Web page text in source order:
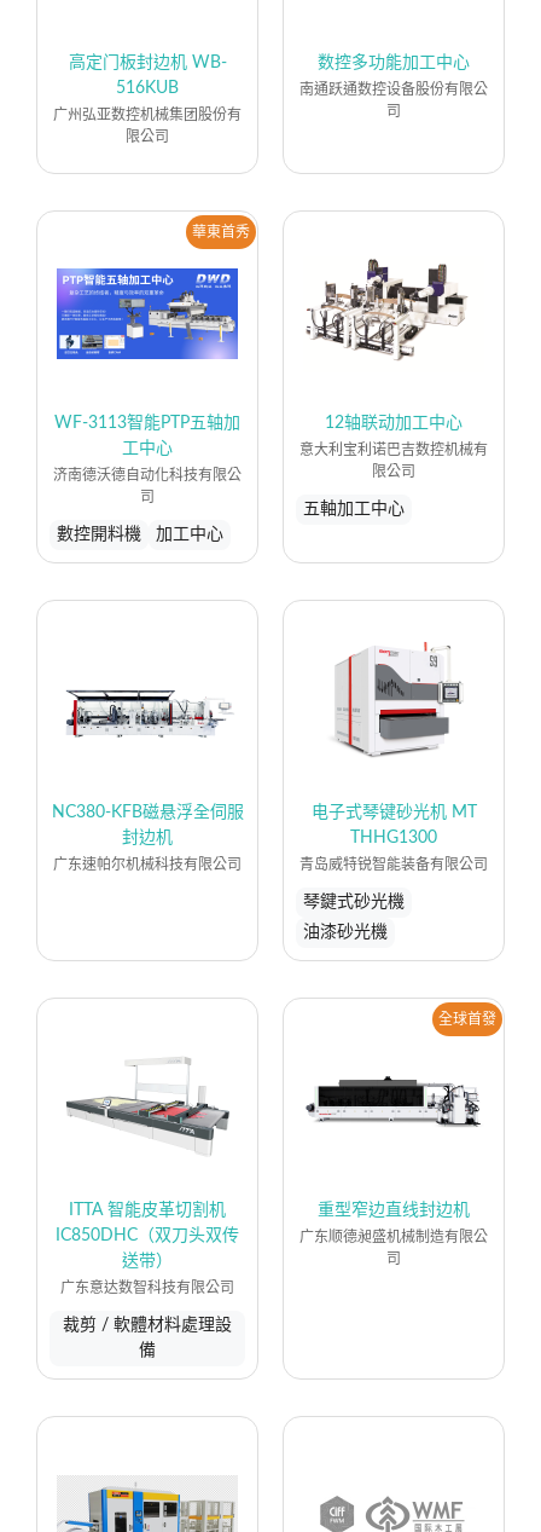
高定门板封边机 WB-
516KUB
广州弘亚数控机械集团股份有
限公司
数控多功能加工中心
南通跃通数控设备股份有限公
司
華東首秀
WF-3113智能PTP五轴加
工中心
济南德沃德自动化科技有限公
司
數控開料機 加工中心
12轴联动加工中心
意大利宝利诺巴吉数控机械有
限公司
五軸加工中心
NC380-KFB磁悬浮全伺服
封边机
广东速帕尔机械科技有限公司
电子式琴键砂光机 MT
THHG1300
青岛威特锐智能装备有限公司
琴鍵式砂光機
油漆砂光機
ITTA 智能皮革切割机
IC850DHC（双刀头双传
送带）
广东意达数智科技有限公司
裁剪 / 軟體材料處理設
備
全球首發
重型窄边直线封边机
广东顺德昶盛机械制造有限公
司